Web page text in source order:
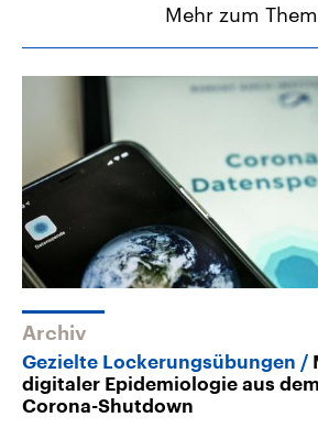
Mehr zum
Archiv
Gezielte Lockerungsübungen
digitaler Epidemiologie aus dem
Corona-Shutdown